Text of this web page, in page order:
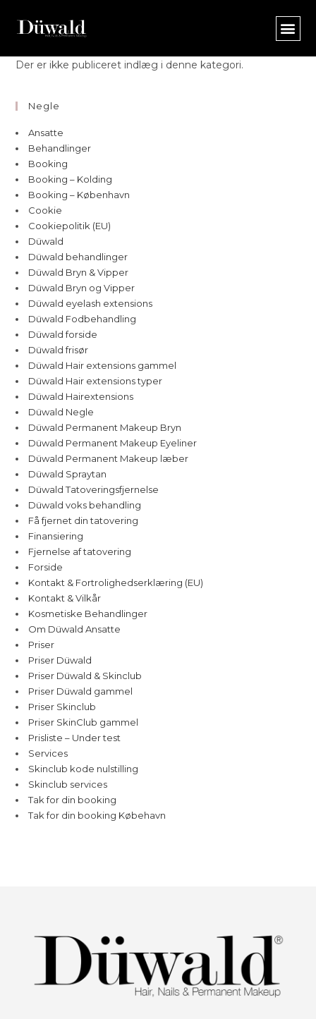
Der er ikke publiceret indlæg i denne kategori.
Negle
Ansatte
Behandlinger
Booking
Booking – Kolding
Booking – København
Cookie
Cookiepolitik (EU)
Düwald
Düwald behandlinger
Düwald Bryn & Vipper
Düwald Bryn og Vipper
Düwald eyelash extensions
Düwald Fodbehandling
Düwald forside
Düwald frisør
Düwald Hair extensions gammel
Düwald Hair extensions typer
Düwald Hairextensions
Düwald Negle
Düwald Permanent Makeup Bryn
Düwald Permanent Makeup Eyeliner
Düwald Permanent Makeup læber
Düwald Spraytan
Düwald Tatoveringsfjernelse
Düwald voks behandling
Få fjernet din tatovering
Finansiering
Fjernelse af tatovering
Forside
Kontakt & Fortrolighedserklæring (EU)
Kontakt & Vilkår
Kosmetiske Behandlinger
Om Düwald Ansatte
Priser
Priser Düwald
Priser Düwald & Skinclub
Priser Düwald gammel
Priser Skinclub
Priser SkinClub gammel
Prisliste – Under test
Services
Skinclub kode nulstilling
Skinclub services
Tak for din booking
Tak for din booking Købehavn